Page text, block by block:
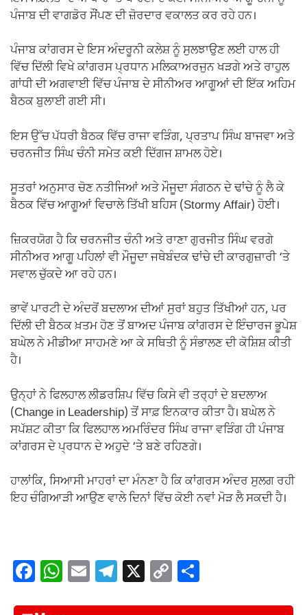
ਪੰਜਾਬ ਦੀ ਵਾਗਡੋਰ ਸੌਂਪਣ ਦੀ ਜ਼ੋਰਦਾਰ ਵਕਾਲਤ ਕਰ ਰਹੇ ਹਨ।
ਪੰਜਾਬ ਕਾਂਗਰਸ ਦੇ ਇਸ ਅੰਦਰੂਨੀ ਕਲੇਸ਼ ਨੂੰ ਸੁਲਝਾਉਣ ਲਈ ਹਾਲ ਹੀ
ਵਿੱਚ ਦਿੱਲੀ ਵਿਖੇ ਕਾਂਗਰਸ ਪ੍ਰਧਾਨ ਮਲਿਕਾਅਰਜੁਨ ਖੜਗੇ ਅਤੇ ਰਾਹੁਲ
ਗਾਂਧੀ ਦੀ ਅਗਵਾਈ ਵਿੱਚ ਪੰਜਾਬ ਦੇ ਸੀਨੀਅਰ ਆਗੂਆਂ ਦੀ ਇੱਕ ਅਹਿਮ
ਬੈਠਕ ਬੁਲਾਈ ਗਈ ਸੀ।
ਇਸ ਉੱਚ ਪੱਧਰੀ ਬੈਠਕ ਵਿੱਚ ਰਾਜਾ ਵੜਿੰਗ, ਪ੍ਰਤਾਪ ਸਿੰਘ ਬਾਜਵਾ ਅਤੇ
ਚਰਨਜੀਤ ਸਿੰਘ ਚੰਨੀ ਸਮੇਤ ਕਈ ਦਿੱਗਜ ਸ਼ਾਮਲ ਹੋਏ।
ਸੂਤਰਾਂ ਅਨੁਸਾਰ ਚੋਣ ਨਤੀਜਿਆਂ ਅਤੇ ਮੌਜੂਦਾ ਸੰਗਠਨ ਦੇ ਢਾਂਚੇ ਨੂੰ ਲੈ ਕੇ
ਬੈਠਕ ਵਿੱਚ ਆਗੂਆਂ ਵਿਚਾਲੇ ਤਿੱਖੀ ਬਹਿਸ (Stormy Affair) ਹੋਈ।
ਜ਼ਿਕਰਯੋਗ ਹੈ ਕਿ ਚਰਨਜੀਤ ਚੰਨੀ ਅਤੇ ਰਾਣਾ ਗੁਰਜੀਤ ਸਿੰਘ ਵਰਗੇ
ਸੀਨੀਅਰ ਆਗੂ ਪਹਿਲਾਂ ਵੀ ਮੌਜੂਦਾ ਜਥੇਬੰਦਕ ਢਾਂਚੇ ਦੀ ਕਾਰਗੁਜ਼ਾਰੀ ‘ਤੇ
ਸਵਾਲ ਚੁੱਕਦੇ ਆ ਰਹੇ ਹਨ।
ਭਾਵੇਂ ਪਾਰਟੀ ਦੇ ਅੰਦਰੋਂ ਬਦਲਾਅ ਦੀਆਂ ਸੁਰਾਂ ਬਹੁਤ ਤਿੱਖੀਆਂ ਹਨ, ਪਰ
ਦਿੱਲੀ ਦੀ ਬੈਠਕ ਖ਼ਤਮ ਹੋਣ ਤੋਂ ਬਾਅਦ ਪੰਜਾਬ ਕਾਂਗਰਸ ਦੇ ਇੰਚਾਰਜ ਭੂਪੇਸ਼
ਬਘੇਲ ਨੇ ਮੀਡੀਆ ਸਾਹਮਣੇ ਆ ਕੇ ਸਥਿਤੀ ਨੂੰ ਸੰਭਾਲਣ ਦੀ ਕੋਸ਼ਿਸ਼ ਕੀਤੀ
ਹੈ।
ਉਨ੍ਹਾਂ ਨੇ ਫਿਲਹਾਲ ਲੀਡਰਸ਼ਿਪ ਵਿੱਚ ਕਿਸੇ ਵੀ ਤਰ੍ਹਾਂ ਦੇ ਬਦਲਾਅ
(Change in Leadership) ਤੋਂ ਸਾਫ਼ ਇਨਕਾਰ ਕੀਤਾ ਹੈ। ਬਘੇਲ ਨੇ
ਸਪੱਸ਼ਟ ਕੀਤਾ ਕਿ ਫਿਲਹਾਲ ਅਮਰਿੰਦਰ ਸਿੰਘ ਰਾਜਾ ਵੜਿੰਗ ਹੀ ਪੰਜਾਬ
ਕਾਂਗਰਸ ਦੇ ਪ੍ਰਧਾਨ ਦੇ ਅਹੁਦੇ ‘ਤੇ ਬਣੇ ਰਹਿਣਗੇ।
ਹਾਲਾਂਕਿ, ਸਿਆਸੀ ਮਾਹਰਾਂ ਦਾ ਮੰਨਣਾ ਹੈ ਕਿ ਕਾਂਗਰਸ ਅੰਦਰ ਸੁਲਗ ਰਹੀ
ਇਹ ਚੰਗਿਆੜੀ ਆਉਣ ਵਾਲੇ ਦਿਨਾਂ ਵਿੱਚ ਕੋਈ ਨਵਾਂ ਮੋੜ ਲੈ ਸਕਦੀ ਹੈ।
F W E T X C